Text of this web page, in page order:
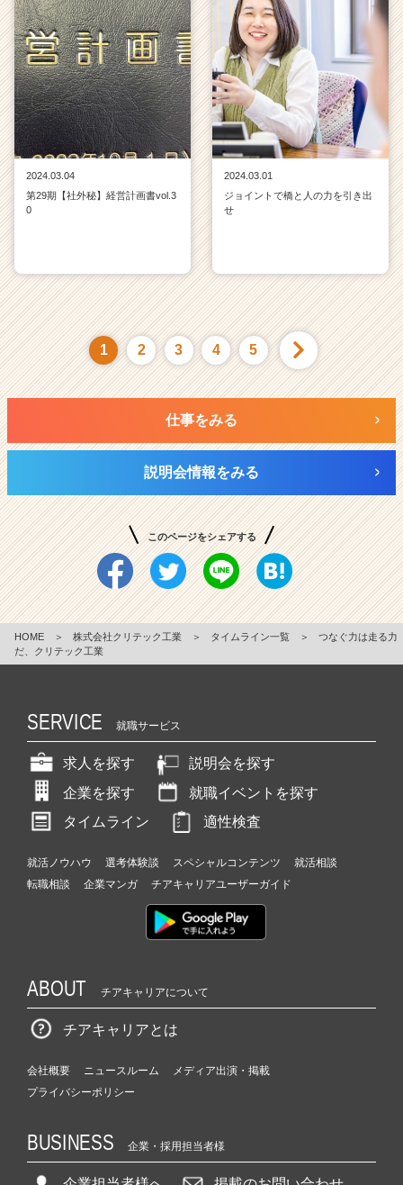
2024.03.04
第29期【社外秘】経営計画書vol.3
0
2024.03.01
ジョイントで橋と人の力を引き出
せ
1 2 3 4 5
仕事をみる
説明会情報をみる
このページをシェアする
HOME ＞ 株式会社クリテック工業 ＞ タイムライン一覧 ＞
つなぐ力は走る力
だ、クリテック工業
SERVICE 就職サービス
求人を探す
説明会を探す
企業を探す
就職イベントを探す
タイムライン
適性検査
就活ノウハウ 選考体験談 スペシャルコンテンツ
就活相談
転職相談
企業マンガ チアキャリアユーザーガイド
ABOUT チアキャリアについて
チアキャリアとは
会社概要 ニュースルーム
メディア出演・掲載
プライバシーポリシー
BUSINESS 企業・採用担当者様